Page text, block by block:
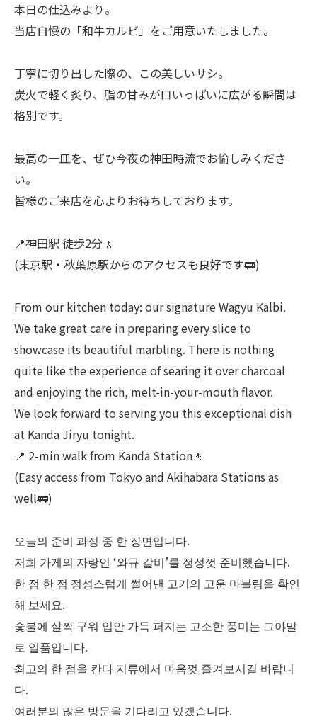
本日の仕込みより。
当店自慢の「和牛カルビ」をご用意いたしました。
丁寧に切り出した際の、この美しいサシ。
炭火で軽く炙り、脂の甘みが口いっぱいに広がる瞬間は
格別です。
最高の一皿を、ぜひ今夜の神田時流でお愉しみくださ
い。
皆様のご来店を心よりお待ちしております。
📍神田駅 徒歩2分🚶
(東京駅・秋葉原駅からのアクセスも良好です🚃)
From our kitchen today: our signature Wagyu Kalbi.
We take great care in preparing every slice to
showcase its beautiful marbling. There is nothing
quite like the experience of searing it over charcoal
and enjoying the rich, melt-in-your-mouth flavor.
We look forward to serving you this exceptional dish
at Kanda Jiryu tonight.
📍 2-min walk from Kanda Station🚶
(Easy access from Tokyo and Akihabara Stations as
well🚃)
오늘의 준비 과정 중 한 장면입니다.
저희 가게의 자랑인 ‘와규 갈비’를 정성껏 준비했습니다.
한 점 한 점 정성스럽게 썰어낸 고기의 고운 마블링을 확인
해 보세요.
숯불에 살짝 구워 입안 가득 퍼지는 고소한 풍미는 그야말
로 일품입니다.
최고의 한 점을 칸다 지류에서 마음껏 즐겨보시길 바랍니
다.
여러분의 많은 방문을 기다리고 있겠습니다.